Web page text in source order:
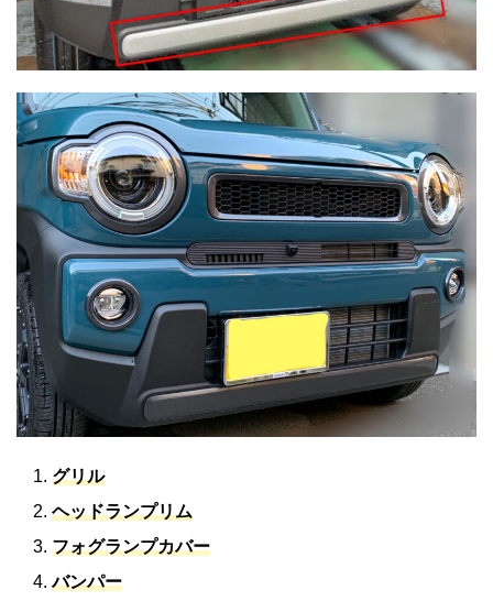
グリル
ヘッドランプリム
フォグランプカバー
バンパー